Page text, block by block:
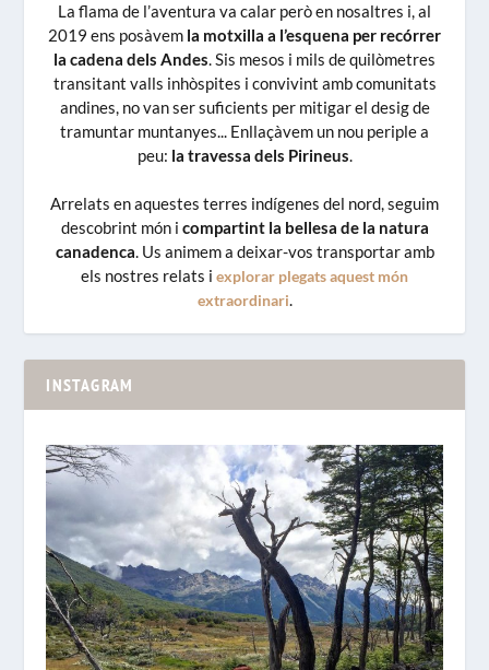
La flama de l’aventura va calar però en nosaltres i, al
2019 ens posàvem la motxilla a l’esquena per recórrer
la cadena dels Andes. Sis mesos i mils de quilòmetres
transitant valls inhòspites i convivint amb comunitats
andines, no van ser suficients per mitigar el desig de
tramuntar muntanyes... Enllaçàvem un nou periple a
peu: la travessa dels Pirineus.
Arrelats en aquestes terres indígenes del nord, seguim
descobrint món i compartint la bellesa de la natura
canadenca. Us animem a deixar-vos transportar amb
els nostres relats i explorar plegats aquest món
extraordinari.
INSTAGRAM